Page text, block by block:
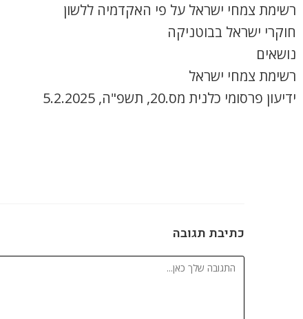
רשימת צמחי ישראל על פי האקדמיה ללשון
חוקרי ישראל בבוטניקה
נושאים
רשימת צמחי ישראל
ידיעון פרסומי כלנית מס.20, תשפ"ה, 5.2.2025
כתיבת תגובה